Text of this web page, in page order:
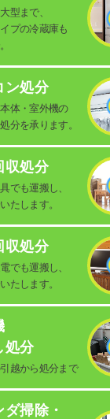
型まで、
プの冷蔵庫も
ン処分
体・室外機の
分を承ります。
収処分
でも運搬し、
たします。
収処分
でも運搬し、
たします。
処分
越から処分まで
掃除・